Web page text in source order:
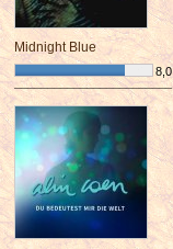
Midnight Blue
8,0
¯¯¯¯¯¯¯¯¯¯¯¯¯¯¯¯¯¯¯¯¯¯¯¯